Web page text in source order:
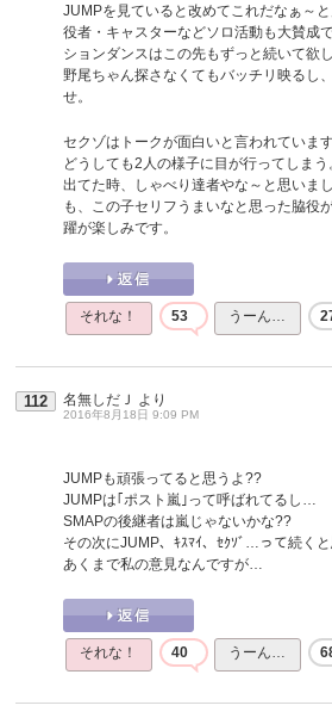
JUMPを見ていると改めてこれだなぁ～
役者・キャスターなどソロ活動も大賛成
ションダンスはこの先もずっと続いて欲
野尾ちゃん探さなくてもバッチリ映るし
せ。
セクゾはトークが面白いと言われていま
どうしても2人の様子に目が行ってしま
出てた時、しゃべり達者やな～と思いま
も、この子セリフうまいなと思った脇役
躍が楽しみです。
それな！ 53 うーん…
112 名無しだＪ より
2016年8月18日 9:09 PM
JUMPも頑張ってると思うよ??
JUMPは｢ポスト嵐｣って呼ばれてるし…
SMAPの後継者は嵐じゃないかな??
その次にJUMP、ｷｽﾏｲ、ｾｸｿﾞ…って続く
あくまで私の意見なんですが…
それな！ 40 うーん…